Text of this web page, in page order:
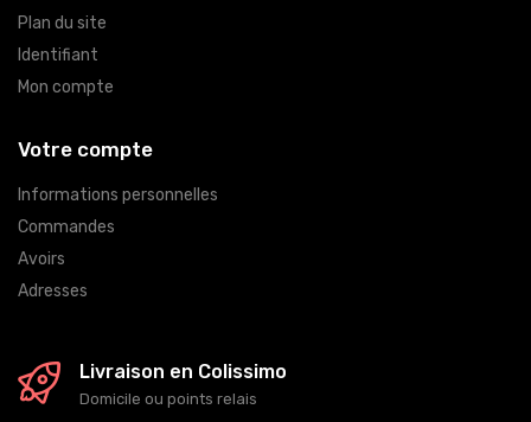
Plan du site
Identifiant
Mon compte
Votre compte
Informations personnelles
Commandes
Avoirs
Adresses
Livraison en Colissimo
Domicile ou points relais